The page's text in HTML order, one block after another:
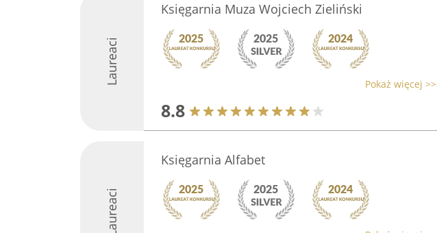
Laureaci
Księgarnia Muza Wojciech Zieliński
Pokaż więcej >>
8.8
Laureaci
Księgarnia Alfabet